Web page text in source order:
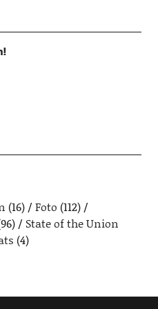
(16) Foto (112)
State of the Union
(4)